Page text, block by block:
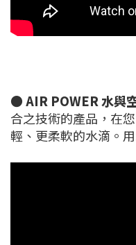
●AIR POWER 水與
合之技術的產品，在
輕、更柔軟的水滴。